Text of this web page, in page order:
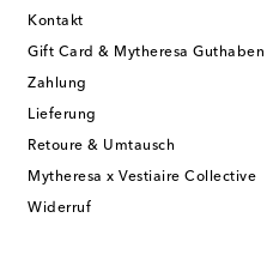
Kontakt
Gift Card & Mytheresa Guthaben
Zahlung
Lieferung
Retoure & Umtausch
Mytheresa x Vestiaire Collective
Widerruf